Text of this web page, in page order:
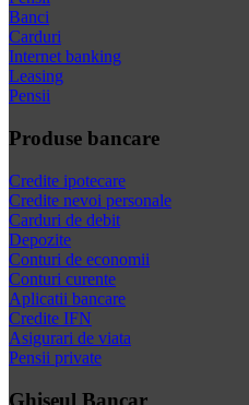
Banci
Carduri
Internet banking
Leasing
Pensii
Produse bancare
Credite ipotecare
Credite nevoi personale
Carduri de debit
Depozite
Conturi de economii
Conturi curente
Aplicatii bancare
Credite IFN
Asigurari de viata
Pensii private
Ghiseul Bancar